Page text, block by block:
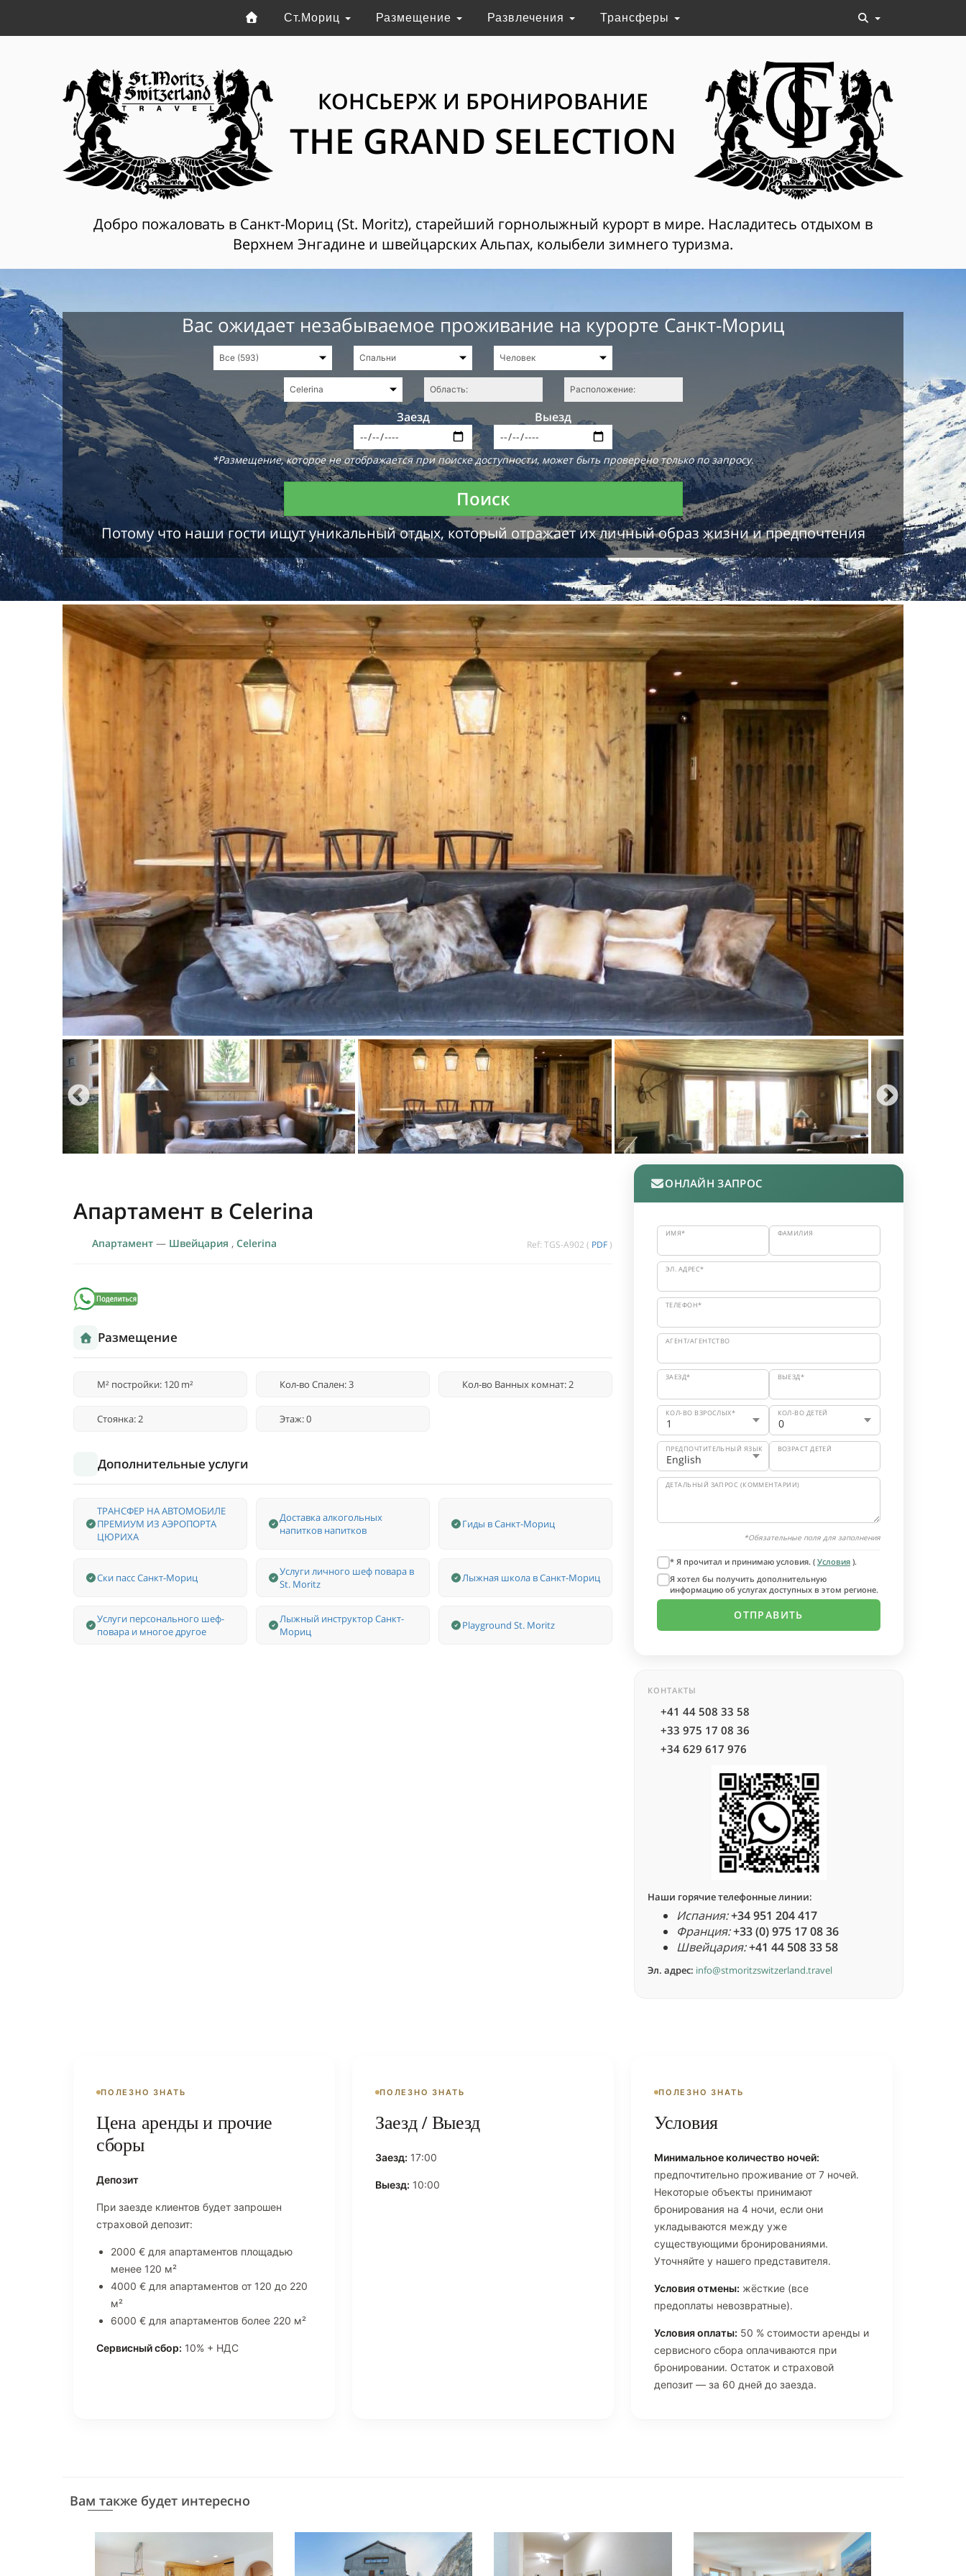
Ст.Мориц Размещение Развлечения Трансферы
КОНСЬЕРЖ И БРОНИРОВАНИЕ
THE GRAND SELECTION
Добро пожаловать в Санкт-Мориц (St. Moritz), старейший горнолыжный курорт в мире. Насладитесь отдыхом в
Верхнем Энгадине и швейцарских Альпах, колыбели зимнего туризма.
Вас ожидает незабываемое проживание на курорте Санкт-Мориц
Заезд Выезд
*Размещение, которое не отображается при поиске доступности, может быть проверено только по запросу.
Поиск
Потому что наши гости ищут уникальный отдых, который отражает их личный образ жизни и предпочтения
Апартамент в Celerina
Апартамент — Швейцария , Celerina Ref: TGS-A902 ( PDF )
Размещение
M² постройки: 120 m² Кол-во Спален: 3 Кол-во Ванных комнат: 2
Стоянка: 2 Этаж: 0
Дополнительные услуги
ТРАНСФЕР НА АВТОМОБИЛЕ
ПРЕМИУМ ИЗ АЭРОПОРТА
ЦЮРИХА
Доставка алкогольных
напитков напитков
Гиды в Санкт-Мориц
Ски пасс Санкт-Мориц
Услуги личного шеф повара в
St. Moritz
Лыжная школа в Санкт-Мориц
Услуги персонального шеф-
повара и многое другое
Лыжный инструктор Санкт-
Мориц
Playground St. Moritz
ОНЛАЙН ЗАПРОС
ИМЯ* ФАМИЛИЯ
ЭЛ. АДРЕС*
ТЕЛЕФОН*
АГЕНТ/АГЕНТСТВО
ЗАЕЗД* ВЫЕЗД*
КОЛ-ВО ВЗРОСЛЫХ* КОЛ-ВО ДЕТЕЙ
ПРЕДПОЧТИТЕЛЬНЫЙ ЯЗЫК ВОЗРАСТ ДЕТЕЙ
ДЕТАЛЬНЫЙ ЗАПРОС (КОММЕНТАРИИ)
*Обязательные поля для заполнения
* Я прочитал и принимаю условия. ( Условия ).
Я хотел бы получить дополнительную
информацию об услугах доступных в этом регионе.
КОНТАКТЫ
+41 44 508 33 58
+33 975 17 08 36
+34 629 617 976
Наши горячие телефонные линии:
Испания:+34 951 204 417
Франция:+33 (0) 975 17 08 36
Швейцария:+41 44 508 33 58
Эл. адрес: info@stmoritzswitzerland.travel
ПОЛЕЗНО ЗНАТЬ
Цена аренды и прочие
сборы
Депозит
При заезде клиентов будет запрошен
страховой депозит:
2000 € для апартаментов площадью
менее 120 м²
4000 € для апартаментов от 120 до 220
м²
6000 € для апартаментов более 220 м²
Сервисный сбор: 10% + НДС
ПОЛЕЗНО ЗНАТЬ
Заезд / Выезд
Заезд: 17:00
Выезд: 10:00
ПОЛЕЗНО ЗНАТЬ
Условия
Минимальное количество ночей:
предпочтительно проживание от 7 ночей.
Некоторые объекты принимают
бронирования на 4 ночи, если они
укладываются между уже
существующими бронированиями.
Уточняйте у нашего представителя.
Условия отмены: жёсткие (все
предоплаты невозвратные).
Условия оплаты: 50 % стоимости аренды и
сервисного сбора оплачиваются при
бронировании. Остаток и страховой
депозит — за 60 дней до заезда.
Вам также будет интересно